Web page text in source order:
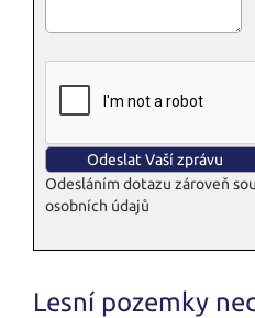
Odesláním dotazu zároveň
osobních údajů
Lesní pozemky